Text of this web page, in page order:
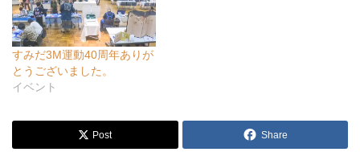
すみだ3M運動40周年ありが
とうございました。
イベント
Post Share